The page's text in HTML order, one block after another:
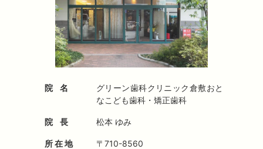
2,
品位と知識・スキルを兼ね備えた
プロフェッショナル集団であり続ける
3,
医療設備と環境が世界基準の歯医者に
院 名
グリーン歯科クリニック倉敷おと
なこども歯科・矯正歯科
院 長 松本 ゆみ
所 在 地
〒710-8560